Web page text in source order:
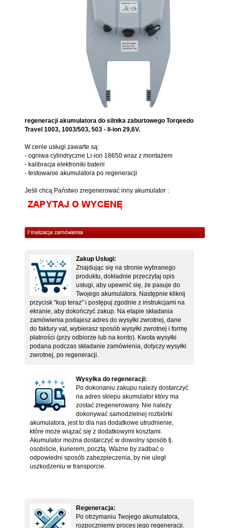
regeneracji akumulatora do silnika zaburtowego Torqeedo
Travel 1003, 1003/503, 503 - li-ion 29,6V.
W cenie usługi zawarte są:
- ogniwa cylindryczne Li-ion 18650 wraz z montażem
- kalibracja elektroniki baterii
- testowanie akumulatora po regeneracji
Jeśli chcą Państwo zregenerować inny akumulator :
Zakup Usługi:
Znajdując się na stronie wybranego
produktu, dokładnie przeczytaj opis
usługi, aby upewnić się, że pasuje do
Twojego akumulatora. Następnie kliknij
przycisk "kup teraz" i postępuj zgodnie z instrukcjami na
ekranie, aby dokończyć zakup. Na etapie składania
zamówienia podajesz adres do wysyłki zwrotnej, dane
do faktury vat, wybierasz sposób wysyłki zwrotnej i formę
płatności (przy odbiorze lub na konto). Kwota wysyłki
podana podczas składanie zamówienia, dotyczy wysyłki
zwrotnej, po regeneracji.
Wysyłka do regeneracji:
Po dokonaniu zakupu należy dostarczyć
na adres sklepu akumulator który ma
zostać zregenerowany. Nie należy
dokonywać samodzielnej rozbiórki
akumulatora, jest to dla nas dodatkowe utrudnienie,
które może wiązać się z dodatkowymi kosztami.
Akumulator można dostarczyć w dowolny sposób tj.
osobiście, kurierem, pocztą. Ważne by zadbać o
odpowiedni sposób zabezpieczenia, by nie uległ
uszkodzeniu w transporcie.
Regeneracja:
Po otrzymaniu Twojego akumulatora,
rozpoczniemy proces jego regeneracji.